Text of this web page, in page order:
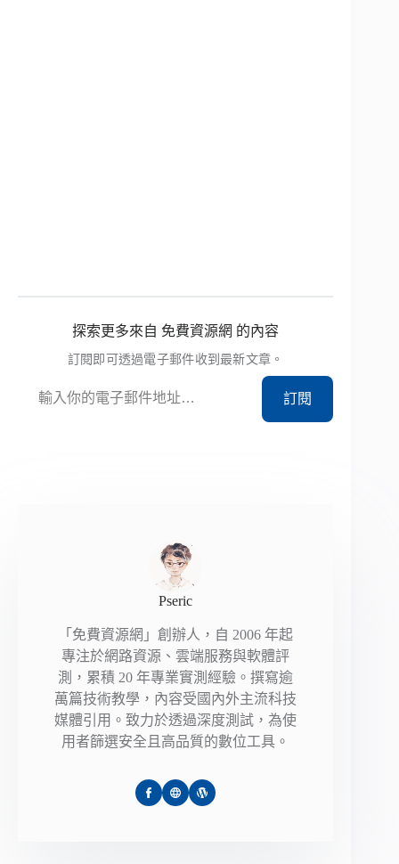
探索更多來自 免費資源網 的內容
訂閱即可透過電子郵件收到最新文章。
訂閱
Pseric
「免費資源網」創辦人，自 2006 年起
專注於網路資源、雲端服務與軟體評
測，累積 20 年專業實測經驗。撰寫逾
萬篇技術教學，內容受國內外主流科技
媒體引用。致力於透過深度測試，為使
用者篩選安全且高品質的數位工具。